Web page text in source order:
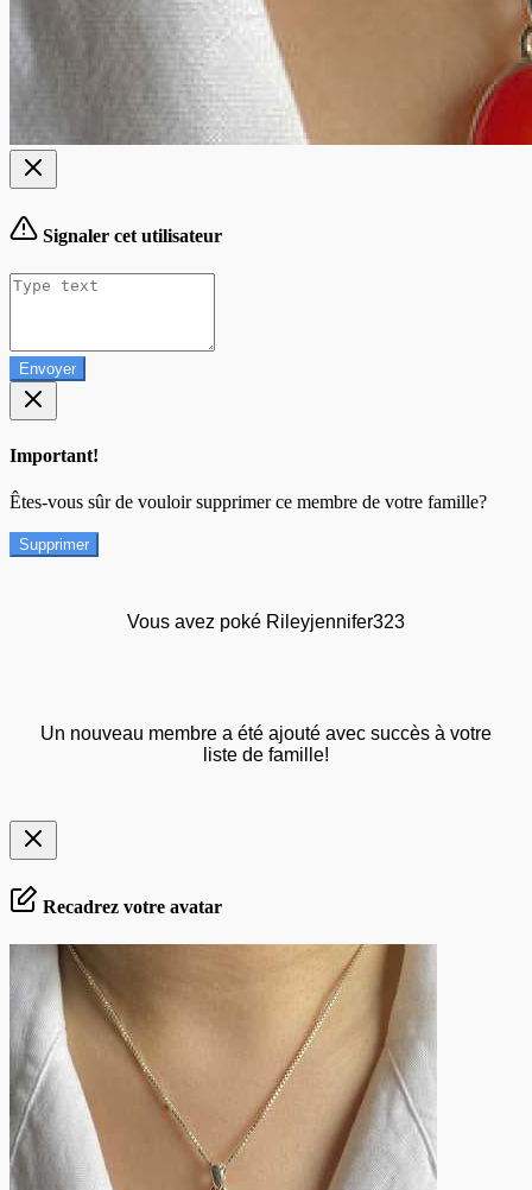
Signaler cet utilisateur
Envoyer
Important!
Êtes-vous sûr de vouloir supprimer ce membre de votre famille?
Supprimer
Vous avez poké Rileyjennifer323
Un nouveau membre a été ajouté avec succès à votre
liste de famille!
Recadrez votre avatar